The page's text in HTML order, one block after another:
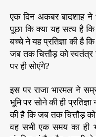
एक दिन अकबर बादशाह
पूछा कि क्या यह सत्य है
बच्चे ने यह प्रतिज्ञा की है
जब तक चित्तौड़ को स्वतंत्र
पर ही सोएंगे?
इस पर राजा भारमल ने
भूमि पर सोने की ही
की है कि जब तक चित्तौड़
वह सभी एक समय का ही